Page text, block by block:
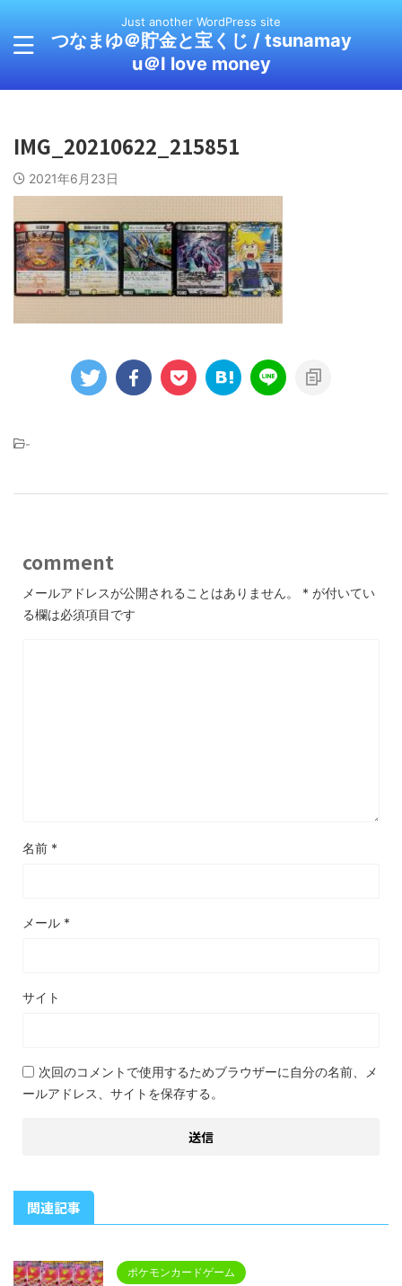
Just another WordPress site
つなまゆ＠貯金と宝くじ / tsunamay
u＠I love money
IMG_20210622_215851
2021年6月23日
-
comment
メールアドレスが公開されることはありません。 * が付いてい
る欄は必須項目です
名前 *
メール *
サイト
次回のコメントで使用するためブラウザーに自分の名前、メ
ールアドレス、サイトを保存する。
関連記事
ポケモンカードゲーム